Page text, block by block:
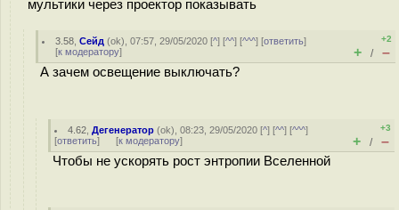
мультики через проектор показывать
3.58 ,Сейд (ok), 07:57, 29/05/2020 [^] [^^] [^^^] [ответить]
[к модератору]
+2
+ / –
А зачем освещение выключать?
4.62 ,Дегенератор (ok), 08:23, 29/05/2020 [^] [^^] [^^^]
[ответить] [к модератору]
+3
+ / –
Чтобы не ускорять рост энтропии Вселенной